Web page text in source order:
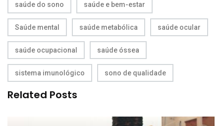
saúde do sono saúde e bem-estar
Saúde mental saúde metabólica saúde ocular
saúde ocupacional saúde óssea
sistema imunológico sono de qualidade
Related Posts